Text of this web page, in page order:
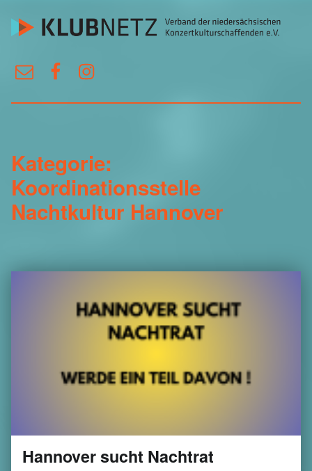
Kategorie:
Koordinationsstelle
Nachtkultur Hannover
Hannover sucht Nachtrat